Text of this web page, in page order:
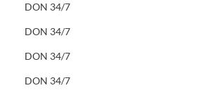
DON 34/7
DON 34/7
DON 34/7
DON 34/7